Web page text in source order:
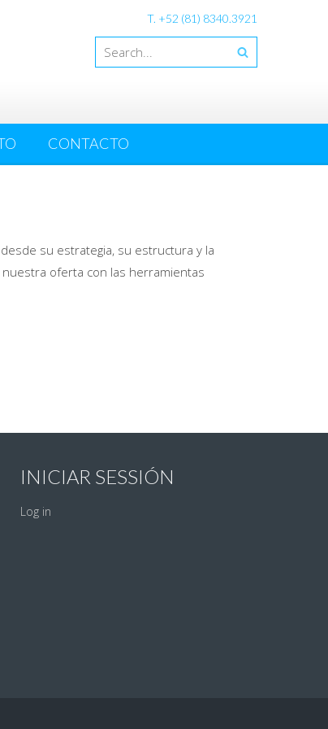
T. +52 (81) 8340.3921
CONTACTO
su estrategia, su estructura y la
oferta con las herramientas
INICIAR SESSIÓN
Log in